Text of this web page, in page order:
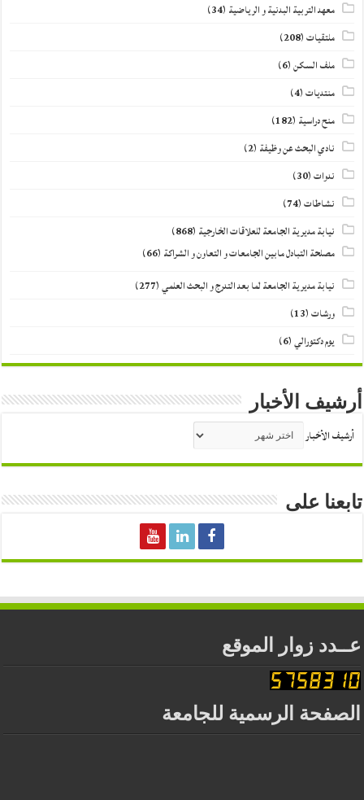
معهد التربية البدنية و الرياضية (34)
ملتقيات(208)
ملف السكن(6)
منتديات(4)
منح دراسية (182)
نادي البحث عن وظيفة (2)
ندوات(30)
نشاطات(74)
نيابة مديرية الجامعة للعلاقات الخارجية (868)
مصلحة التبادل مابين الجامعات و التعاون و الشراكة (66)
نيابة مديرية الجامعة لما بعد التدرج و البحث العلمي(277)
ورشات(13)
يوم دكتورالي(6)
أرشيف الأخبار
أرشيف الأخبار
تابعنا على
عــدد زوار الموقع
الصفحة الرسمية للجامعة